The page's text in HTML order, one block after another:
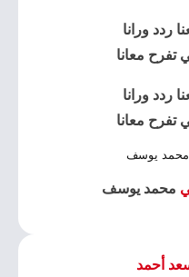
ردد ورانا
تفرح معانا
ردد ورانا
تفرح معانا
يوسف
محمد يوسف
أحمد